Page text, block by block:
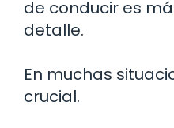
de conducir es
detalle.
En muchas
crucial.